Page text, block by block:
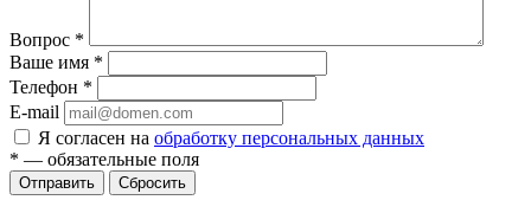
Вопрос *
Ваше имя *
Телефон *
E-mail
Я согласен на обработку персональных данных
* — обязательные поля
Отправить Сбросить